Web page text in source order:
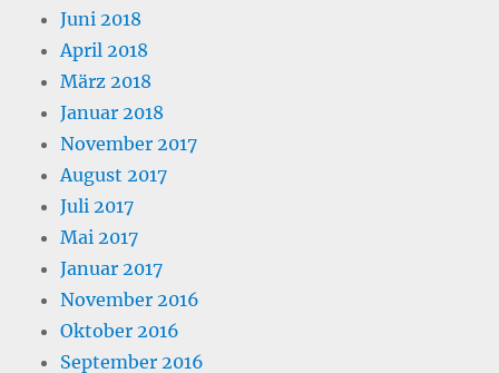
Juni 2018
April 2018
März 2018
Januar 2018
November 2017
August 2017
Juli 2017
Mai 2017
Januar 2017
November 2016
Oktober 2016
September 2016